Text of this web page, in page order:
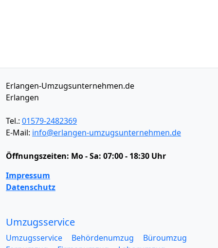
Erlangen-Umzugsunternehmen.de
Erlangen
Tel.: 01579-2482369
E-Mail: info@erlangen-umzugsunternehmen.de
Öffnungszeiten: Mo - Sa: 07:00 - 18:30 Uhr
Impressum
Datenschutz
Umzugsservice
Umzugsservice Behördenumzug
Büroumzug